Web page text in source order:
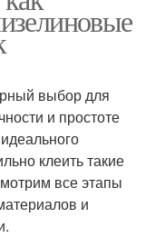
выбор для
и простоте
клеить такие
все этапы
и